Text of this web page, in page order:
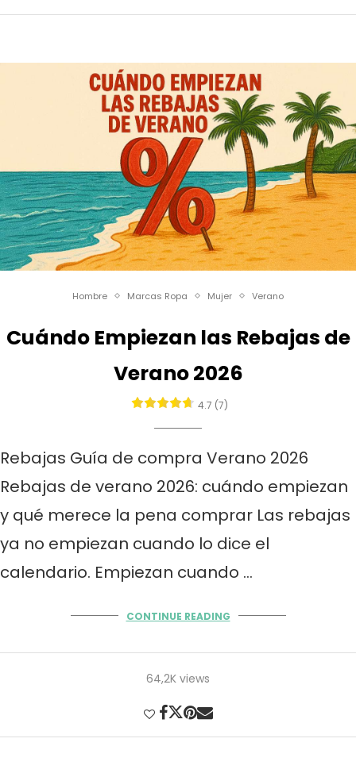
Hombre Marcas Ropa Mujer Verano
Cuándo Empiezan las Rebajas de
Verano 2026
4.7 (7)
Rebajas Guía de compra Verano 2026
Rebajas de verano 2026: cuándo empiezan
y qué merece la pena comprar Las rebajas
ya no empiezan cuando lo dice el
calendario. Empiezan cuando …
CONTINUE READING
64,2K views